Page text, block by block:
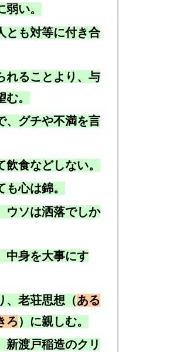
い。
とも対等に付き合
れることより、与
。
、グチや不満を言
飲食などしない。
心は錦。
ウソは洒落でしか
中身を大事にす
、老荘思想（ある
ろ ）に親しむ。
新渡戸稲造のクリ